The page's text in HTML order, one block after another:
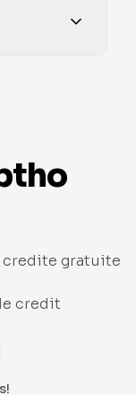
credite gratuite
credit